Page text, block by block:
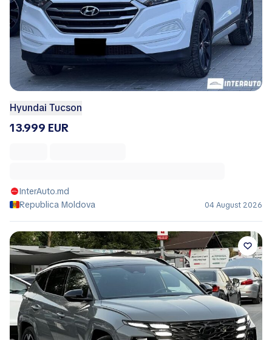
Hyundai Tucson
13.999 EUR
InterAuto.md
Republica Moldova
04 August 2026